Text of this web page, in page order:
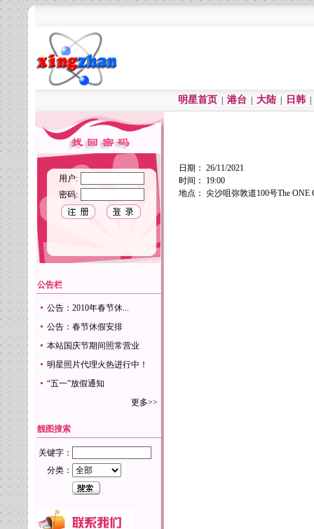
明星首页 港台 大陆 日韩
用户:
密码:
公告栏
公告：2010年春节休...
公告：春节休假安排
本站国庆节期间照常营业
明星照片代理火热进行中！
“五一”放假通知
更多>>
靓图搜索
关键字：
分类：
日期： 26/11/2021
时间： 19:00
地点： 尖沙咀弥敦道100号The ONE